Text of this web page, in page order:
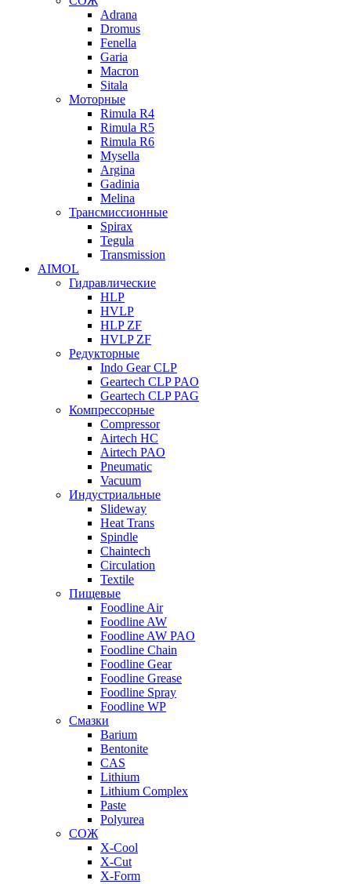
Adrana
Dromus
Fenella
Garia
Macron
Sitala
Моторные
Rimula R4
Rimula R5
Rimula R6
Mysella
Argina
Gadinia
Melina
Трансмиссионные
Spirax
Tegula
Transmission
AIMOL
Гидравлические
HLP
HVLP
HLP ZF
HVLP ZF
Редукторные
Indo Gear CLP
Geartech CLP PAO
Geartech CLP PAG
Компрессорные
Compressor
Airtech HC
Airtech PAO
Pneumatic
Vacuum
Индустриальные
Slideway
Heat Trans
Spindle
Chaintech
Circulation
Textile
Пищевые
Foodline Air
Foodline AW
Foodline AW PAO
Foodline Chain
Foodline Gear
Foodline Grease
Foodline Spray
Foodline WP
Смазки
Barium
Bentonite
CAS
Lithium
Lithium Complex
Paste
Polyurea
СОЖ
X-Cool
X-Cut
X-Form